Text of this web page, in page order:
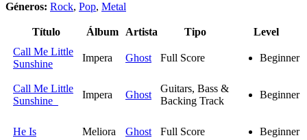
Géneros: Rock, Pop, Metal
Título Álbum Artista Tipo
Level
Call Me Little
Sunshine
Impera Ghost Full Score Beginner
Call Me Little
Sunshine
Impera Ghost
Guitars, Bass &
Backing Track
Beginner
He Is Meliora Ghost Full Score Beginner